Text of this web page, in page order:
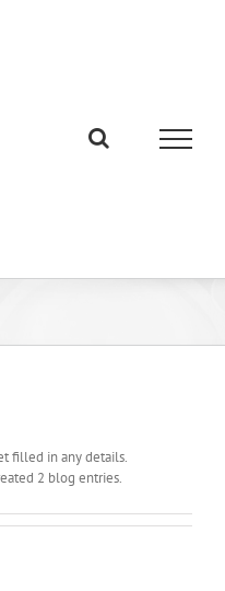
filled in any details.
2 blog entries.